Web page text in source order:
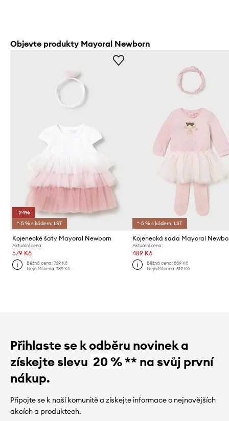
Objevte produkty Mayoral Newborn
-24%
*-5 % s kódem: LST
Kojenecké šaty Mayoral Newborn
Aktuální cena:
579 Kč
Běžná cena:769 Kč
Nejnižší cena:769 Kč
*-5 % s kódem: LST
Kojenecká sada Mayoral
Aktuální cena:
489 Kč
Běžná cena: 839 Kč
Nejnižší cena: 519 Kč
Přihlaste se k odběru novinek a
získejte slevu 20 %** na svůj první
nákup.
Připojte se k naší komunitě a získejte informace o nejnovějších
akcích a produktech.